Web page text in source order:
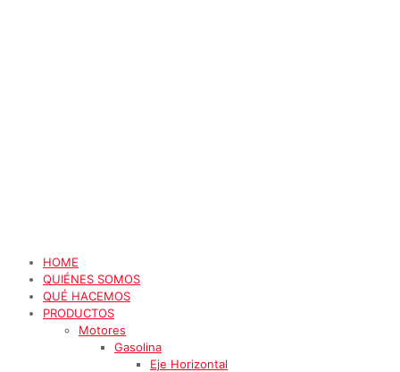
HOME
QUIÉNES SOMOS
QUÉ HACEMOS
PRODUCTOS
Motores
Gasolina
Eje Horizontal